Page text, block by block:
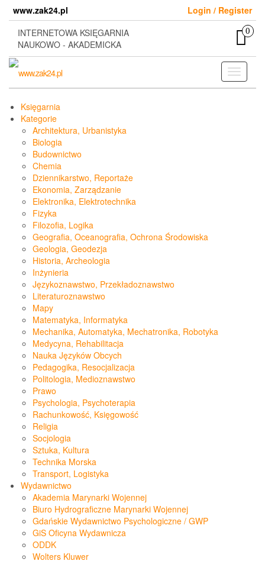
content
www.zak24.pl
Login / Register
INTERNETOWA KSIĘGARNIA
NAUKOWO - AKADEMICKA
0
Toggle
Księgarnia
Kategorie
Architektura, Urbanistyka
Biologia
Budownictwo
Chemia
Dziennikarstwo, Reportaże
Ekonomia, Zarządzanie
Elektronika, Elektrotechnika
Fizyka
Filozofia, Logika
Geografia, Oceanografia, Ochrona Środowiska
Geologia, Geodezja
Historia, Archeologia
Inżynieria
Językoznawstwo, Przekładoznawstwo
Literaturoznawstwo
Mapy
Matematyka, Informatyka
Mechanika, Automatyka, Mechatronika, Robotyka
Medycyna, Rehabilitacja
Nauka Języków Obcych
Pedagogika, Resocjalizacja
Politologia, Medioznawstwo
Prawo
Psychologia, Psychoterapia
Rachunkowość, Księgowość
Religia
Socjologia
Sztuka, Kultura
Technika Morska
Transport, Logistyka
Wydawnictwo
Akademia Marynarki Wojennej
Biuro Hydrograficzne Marynarki Wojennej
Gdańskie Wydawnictwo Psychologiczne / GWP
GiS Oficyna Wydawnicza
ODDK
Wolters Kluwer